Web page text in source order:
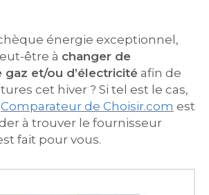
énergie exceptionnel,
être à changer de
et/ou d’électricité afin de
cet hiver ? Si tel est le cas,
Comparateur de Choisir.com est
à trouver le fournisseur
fait pour vous.